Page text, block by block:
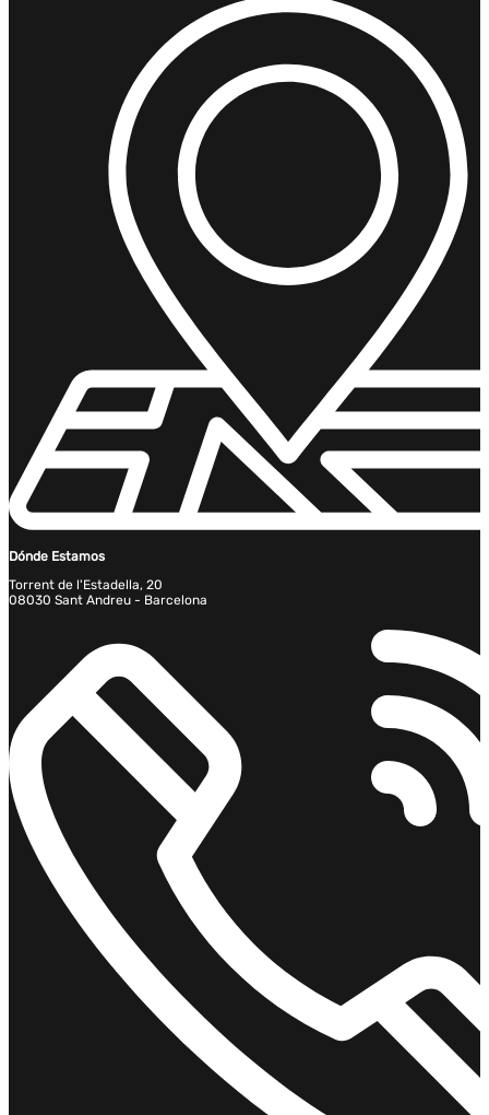
Dónde Estamos
Torrent de l'Estadella, 20
08030 Sant Andreu - Barcelona